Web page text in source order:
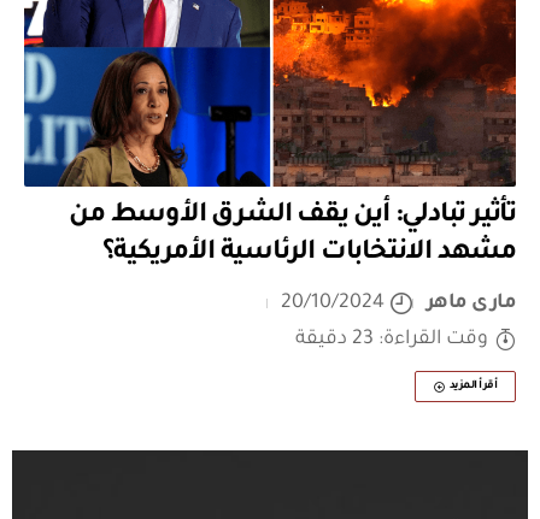
تأثير تبادلي: أين يقف الشرق الأوسط من
مشهد الانتخابات الرئاسية الأمريكية؟
مارى ماهر
20/10/2024
وقت القراءة: 23 دقيقة
أقرأ المزيد